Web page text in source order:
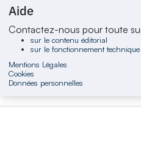
Aide
Contactez-nous pour toute
sur le contenu éditorial
sur le fonctionnement technique
Mentions Légales
Cookies
Données personnelles